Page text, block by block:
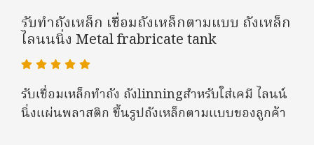
รับทำถังเหล็ก เชื่อมถังเหล็กตามแบบ ถังเหล็ก
ไลนนนิ่ง Metal frabricate tank
รับเชื่อมเหล็กทำถัง ถังlinningสำหรับใส่เคมี ไลนน์
นิ่งแผ่นพลาสติก ขึ้นรูปถังเหล็กตามแบบของลูกค้า